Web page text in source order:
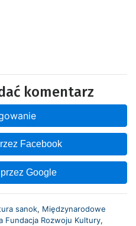
komentarz
Facebook
Google
sanok, Międzynarodowe
Fundacja Rozwoju Kultury,